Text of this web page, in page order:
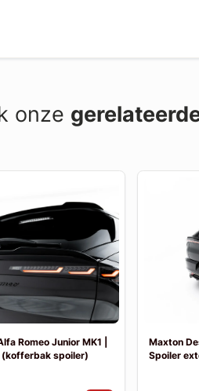
onze
Romeo Junior MK1 |
spoiler)
Maxton
Spoiler